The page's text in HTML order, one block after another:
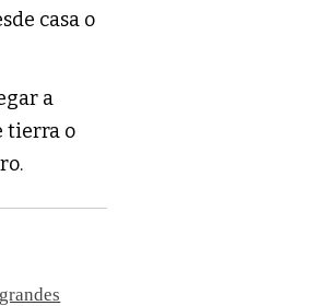
casa o
a
tierra o